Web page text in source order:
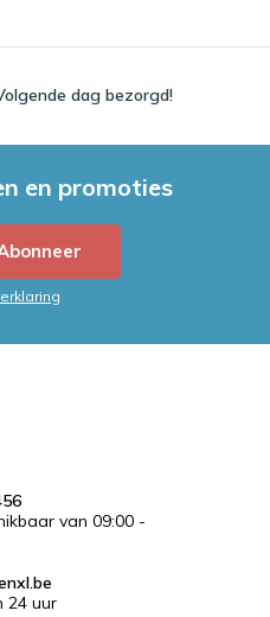
dag bezorgd!
en promoties
van 09:00 -
24 uur